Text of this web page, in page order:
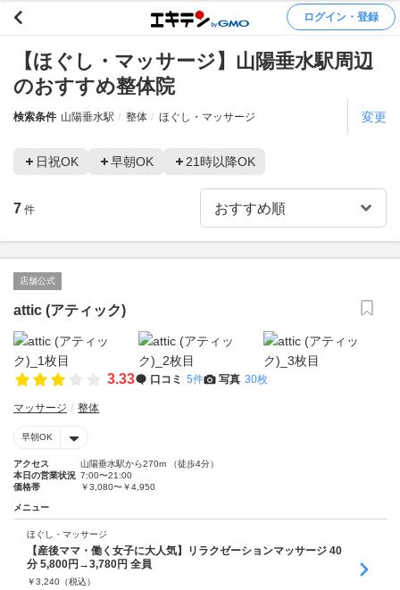
ログイン・登録
【ほぐし・マッサージ】山陽垂水駅周辺
のおすすめ整体院
検索条件 山陽垂水駅 整体 ほぐし・マッサージ 変更
日祝OK 早朝OK 21時以降OK
7 件
店舗公式
attic (アティック)
3.33 口コミ 5件 写真 30枚
マッサージ 整体
早朝OK
アクセス
山陽垂水駅から270m （徒歩4分）
本日の営業状況 7:00〜21:00
価格帯
￥3,080〜￥4,950
メニュー
ほぐし・マッサージ
【産後ママ・働く女子に大人気】リラクゼーションマッサージ 40
分 5,800円→3,780円 全員
￥3,240 （税込）